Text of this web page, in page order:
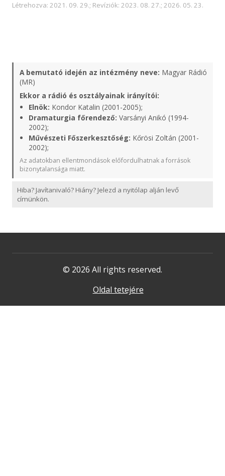
Létrehozva: 2021. 09. 29.; Revíziók: 2023. 08. 27.; 2026. 05. 23.
A bemutató idején az intézmény neve: Magyar Rádió
(MR)
Ekkor a rádió és osztályainak irányítói:
Elnök: Kondor Katalin (2001-2005);
Dramaturgia főrendező: Varsányi Anikó (1994-
2002);
Művészeti Főszerkesztőség: Kőrösi Zoltán (2001-
2002);
Az adatokban ellentmondások előfordulhatnak a források
bizonytalansága miatt.
Hiba? Javítanivaló? Hiány? Jelezd a nyitólap alján levő
címünkön.
© 2026 All rights reserved.
Oldal tetejére